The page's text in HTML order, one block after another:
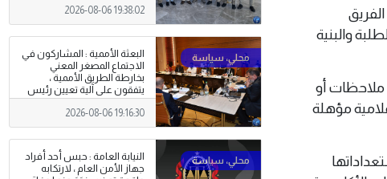
والبنية
ملاحظات أو
مؤهلة
2026-08-06 19:38:02
البعثة الأممية : المشاركون في
الاجتماع المصغر المعني
بخارطة الطريق الأممية ،
يتفقون على آلية تعيين رئيس
مفوضية الانتخابات
2026-08-06 19:16:30
النيابة العامة : حبس أحد أفراد
جهاز الأمن العام ، لارتكابه